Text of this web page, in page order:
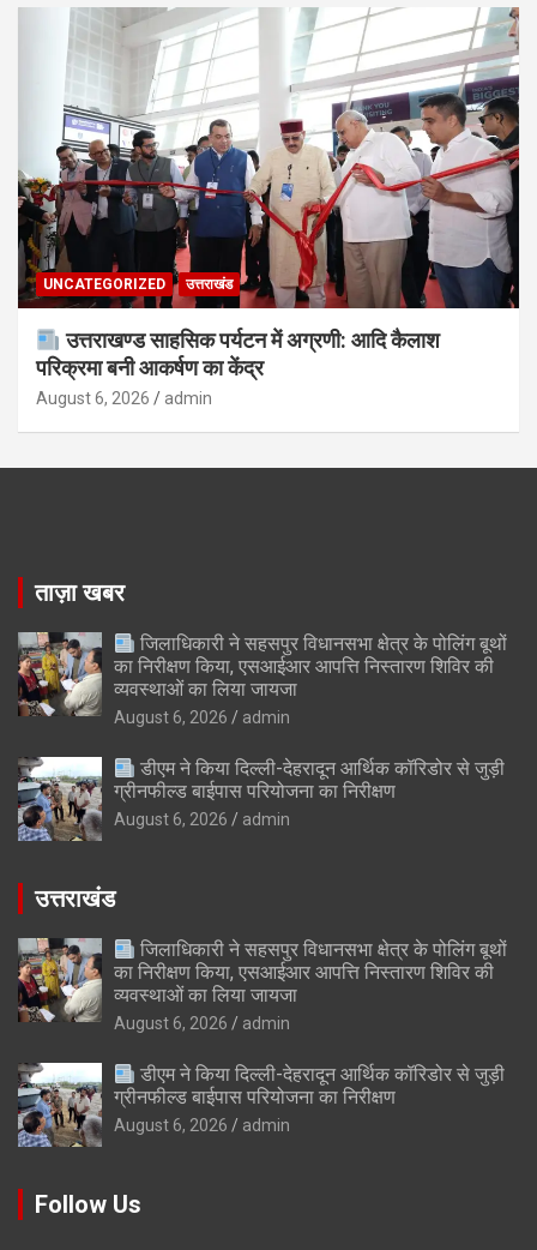
UNCATEGORIZED उत्तराखंड
उत्तराखण्ड साहसिक पर्यटन में अग्रणी: आदि कैलाश
परिक्रमा बनी आकर्षण का केंद्र
August 6, 2026 admin
ताज़ा खबर
जिलाधिकारी ने सहसपुर विधानसभा क्षेत्र के पोलिंग बूथों
का निरीक्षण किया, एसआईआर आपत्ति निस्तारण शिविर की
व्यवस्थाओं का लिया जायजा
August 6, 2026 admin
डीएम ने किया दिल्ली-देहरादून आर्थिक कॉरिडोर से जुड़ी
ग्रीनफील्ड बाईपास परियोजना का निरीक्षण
August 6, 2026 admin
उत्तराखंड
जिलाधिकारी ने सहसपुर विधानसभा क्षेत्र के पोलिंग बूथों
का निरीक्षण किया, एसआईआर आपत्ति निस्तारण शिविर की
व्यवस्थाओं का लिया जायजा
August 6, 2026 admin
डीएम ने किया दिल्ली-देहरादून आर्थिक कॉरिडोर से जुड़ी
ग्रीनफील्ड बाईपास परियोजना का निरीक्षण
August 6, 2026 admin
Follow Us